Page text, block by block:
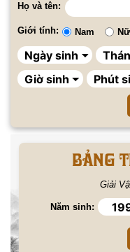
Họ và tên:
Giới tính: Nam Nữ
BẢNG
Giải
Năm sinh: